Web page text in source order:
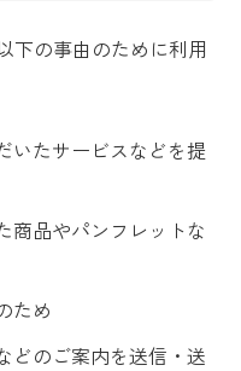
下の事由のために利用
いたサービスなどを提
商品やパンフレットな
ため
どのご案内を送信・送